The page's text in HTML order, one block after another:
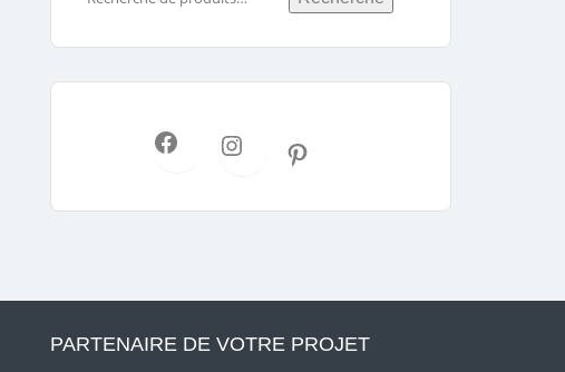
PARTENAIRE DE VOTRE PROJET